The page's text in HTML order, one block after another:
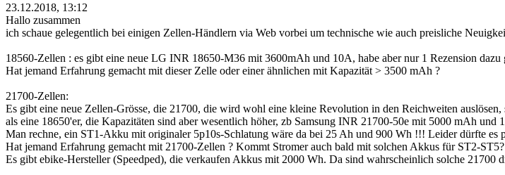
23.12.2018, 13:12
Hallo zusammen
ich schaue gelegentlich bei einigen Zellen-Händlern via Web vorbei um technische wie auch preisliche
18560-Zellen : es gibt eine neue LG INR 18650-M36 mit 3600mAh und 10A, habe aber nur 1 Rezension
Hat jemand Erfahrung gemacht mit dieser Zelle oder einer ähnlichen mit Kapazität > 3500 mAh ?
21700-Zellen:
Es gibt eine neue Zellen-Grösse, die 21700, die wird wohl eine kleine Revolution in den Reichweiten
als eine 18650'er, die Kapazitäten sind aber wesentlich höher, zb Samsung INR 21700-50e mit 5000 mAh und
Man rechne, ein ST1-Akku mit originaler 5p10s-Schlatung wäre da bei 25 Ah und 900 Wh !!! Leider dürfte es
Hat jemand Erfahrung gemacht mit 21700-Zellen ? Kommt Stromer auch bald mit solchen Akkus für ST2-ST5?
Es gibt ebike-Hersteller (Speedped), die verkaufen Akkus mit 2000 Wh. Da sind wahrscheinlich solche